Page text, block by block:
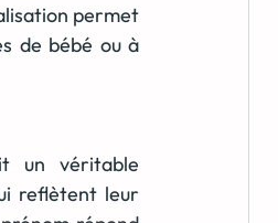
permet
de bébé ou à
un véritable
reflètent leur